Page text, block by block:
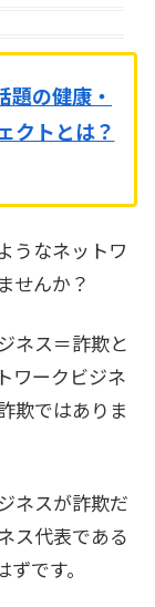
題の健康・
クトとは？
うなネットワ
せんか？
ネス＝詐欺と
ワークビジネ
欺ではありま
ネスが詐欺だ
ス代表である
です。